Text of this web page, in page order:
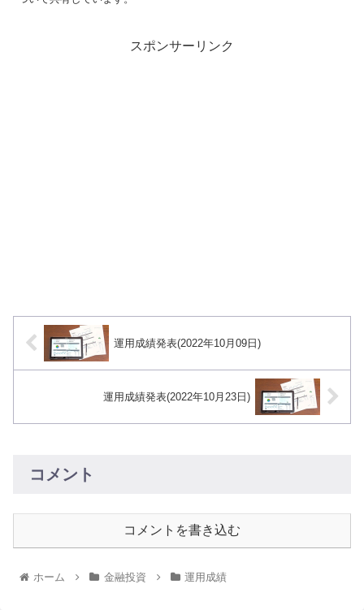
スポンサーリンク
運用成績発表(2022年10月09日)
運用成績発表(2022年10月23日)
コメント
コメントを書き込む
ホーム 金融投資 運用成績